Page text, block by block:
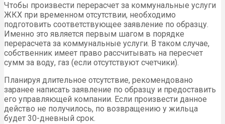
Чтобы произвести перерасчет за коммунальные услуги
ЖКХ при временном отсутствии, необходимо
подготовить соответствующее заявление по образцу.
Именно это является первым шагом в порядке
перерасчета за коммунальные услуги. В таком случае,
собственник имеет право рассчитывать на пересчет
сумм за воду, газ (если отсутствуют счетчики).
Планируя длительное отсутствие, рекомендовано
заранее написать заявление по образцу и предоставить
его управляющей компании. Если произвести данное
действо не получилось, по возвращению у жильца
будет 30-дневный срок.